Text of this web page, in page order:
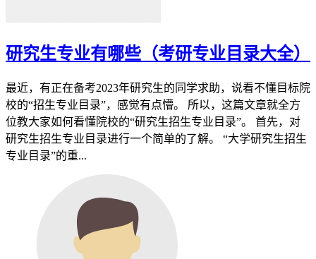
研究生专业有哪些（考研专业目录大全）
最近，有正在备考2023年研究生的同学求助，说看不懂目标院
校的“招生专业目录”，感觉有点懵。 所以，这篇文章就全方
位教大家如何看懂院校的“研究生招生专业目录”。 首先，对
研究生招生专业目录进行一个简单的了解。 “大学研究生招生
专业目录”的重...